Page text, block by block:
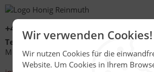
Wir verwenden Cookies!
Wir nutzen Cookies für die
Website. Um Cookies in Ihrem
+49 (0)6267 1021
Telefonzeiten
Mo - Fr 08:00 - 12:00 Uhr
13:30 - 17:00 Uhr